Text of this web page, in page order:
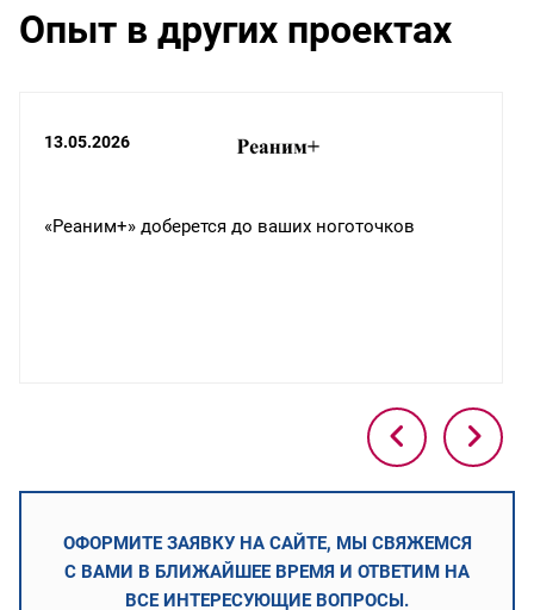
Опыт в других проектах
13.05.2026
«Реаним+» доберется до ваших ноготочков
ОФОРМИТЕ ЗАЯВКУ НА САЙТЕ, МЫ СВЯЖЕМСЯ
С ВАМИ В БЛИЖАЙШЕЕ ВРЕМЯ И ОТВЕТИМ НА
ВСЕ ИНТЕРЕСУЮЩИЕ ВОПРОСЫ.